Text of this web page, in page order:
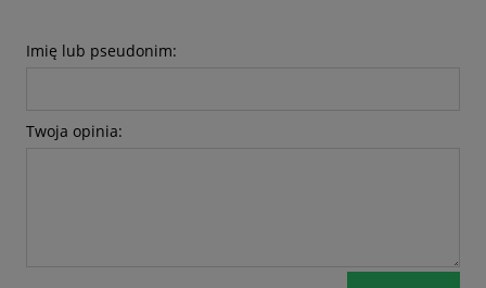
Imię lub pseudonim:
Twoja opinia: